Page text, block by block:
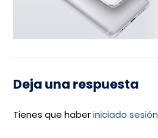
Deja una respuesta
Tienes que haberiniciado sesión